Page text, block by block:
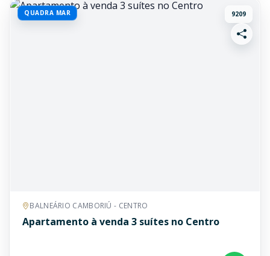
QUADRA MAR 9209
BALNEÁRIO CAMBORIÚ - CENTRO
Apartamento à venda 3 suítes no Centro